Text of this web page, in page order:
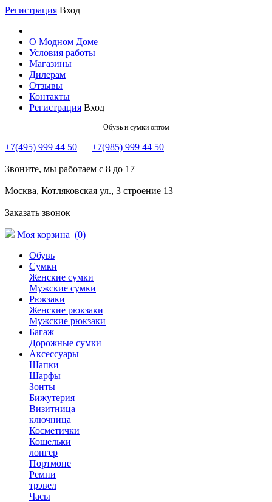
Регистрация Вход
О Модном Доме
Условия работы
Магазины
Дилерам
Отзывы
Контакты
Регистрация Вход
Обувь и сумки оптом
+7(495) 999 44 50 +7(985) 999 44 50
Звоните, мы работаем с 8 до 17
Москва, Котляковская ул., 3 строение 13
Заказать звонок
Моя корзина (0)
Обувь
Сумки
Женские сумки
Мужские сумки
Рюкзаки
Женские рюкзаки
Мужские рюкзаки
Багаж
Дорожные сумки
Аксессуары
Шапки
Шарфы
Зонты
Бижутерия
Визитница
ключница
Косметички
Кошельки
лонгер
Портмоне
Ремни
трэвел
Часы